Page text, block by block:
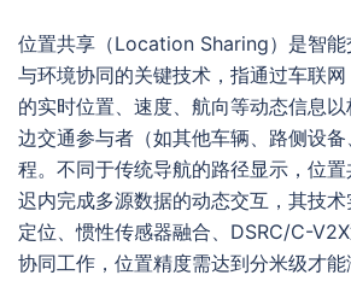
位置共享（Location Sharing）是智能
与环境协同的关键技术，指通过车联
的实时位置、速度、航向等动态信息
边交通参与者（如其他车辆、路侧设
程。不同于传统导航的路径显示，位
迟内完成多源数据的动态交互，其技
定位、惯性传感器融合、DSRC/C-
协同工作，位置精度需达到分米级才